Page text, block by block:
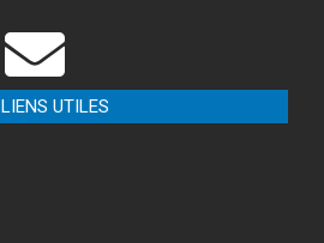
LIENS UTILES